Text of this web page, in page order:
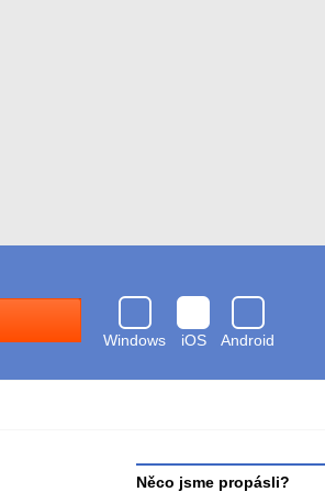
Windows
iOS
Android
Něco jsme propásli?